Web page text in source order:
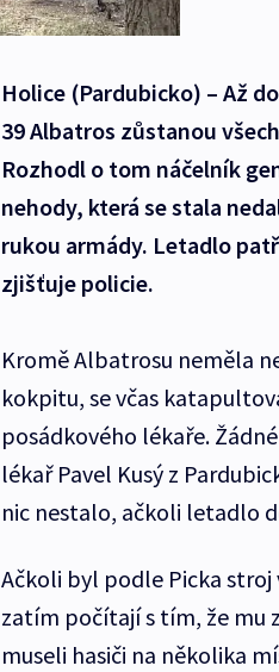
Holice (Pardubicko) – Až
39 Albatros zůstanou
Rozhodl o tom náčelník
nehody, která se stala
rukou armády. Letadlo
zjišťuje policie.
Kromě Albatrosu neměla
kokpitu, se včas
posádkového lékaře.
lékař Pavel Kusý z
nic nestalo, ačkoli letadlo
Ačkoli byl podle Picka
zatím počítají s tím, že mu
museli hasiči na několika